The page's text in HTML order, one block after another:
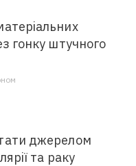
гонку штучного
джерелом
та раку